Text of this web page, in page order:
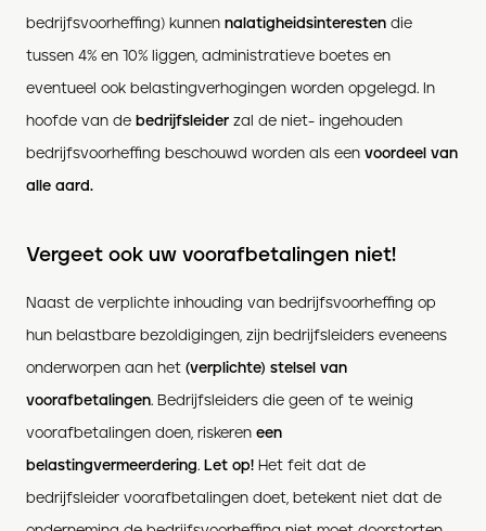
bedrijfsvoorheffing) kunnen nalatigheidsinteresten die
tussen 4% en 10% liggen, administratieve boetes en
eventueel ook belastingverhogingen worden opgelegd. In
hoofde van de bedrijfsleider zal de niet- ingehouden
bedrijfsvoorheffing beschouwd worden als een voordeel van
alle aard.
Vergeet ook uw voorafbetalingen niet!
Naast de verplichte inhouding van bedrijfsvoorheffing op
hun belastbare bezoldigingen, zijn bedrijfsleiders eveneens
onderworpen aan het (verplichte) stelsel van
voorafbetalingen. Bedrijfsleiders die geen of te weinig
voorafbetalingen doen, riskeren een
belastingvermeerdering. Let op! Het feit dat de
bedrijfsleider voorafbetalingen doet, betekent niet dat de